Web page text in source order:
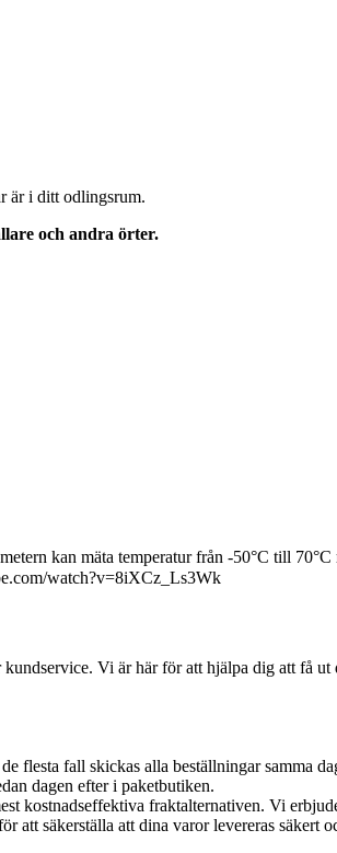
är i ditt odlingsrum.
och andra örter.
kan mäta temperatur från -50°C till
watch?v=8iXCz_Ls3Wk
Vi är här för att hjälpa dig att få
flesta fall skickas alla beställningar samma
dagen efter i paketbutiken.
kostnadseffektiva fraktalternativen. Vi
att säkerställa att dina varor levereras säkert